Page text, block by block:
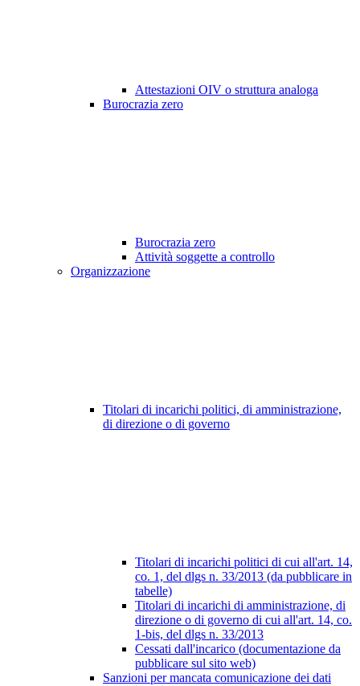
Attestazioni OIV o struttura analoga
Burocrazia zero
Burocrazia zero
Attività soggette a controllo
Organizzazione
Titolari di incarichi politici, di amministrazione,
di direzione o di governo
Titolari di incarichi politici di cui all'art. 14,
co. 1, del dlgs n. 33/2013 (da pubblicare in
tabelle)
Titolari di incarichi di amministrazione, di
direzione o di governo di cui all'art. 14, co.
1-bis, del dlgs n. 33/2013
Cessati dall'incarico (documentazione da
pubblicare sul sito web)
Sanzioni per mancata comunicazione dei dati